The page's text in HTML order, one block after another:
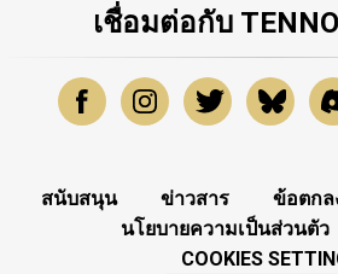
เชื่อมต่อกับ
สนับสนุน ข่าวสาร
ข้อตกล
นโยบายความเป็นส่วนตัว
COOKIES